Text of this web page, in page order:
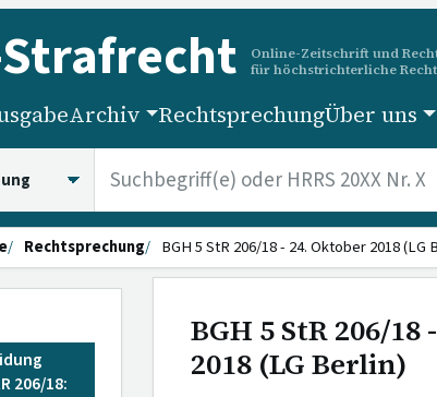
Online-Zeitschrift und
für höchstrichterliche
Archiv RechtsprechungÜber uns
Rechtsprechung BGH 5 StR 206/18 - 24. Oktober 2018 (LG
206/18:
BGH 5 StR 206/
2018 (LG Berlin)